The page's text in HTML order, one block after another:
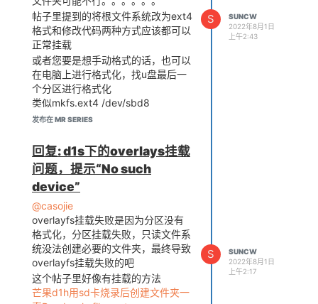
帖子里提到的将根文件系统改为ext4
格式和修改代码两种方式应该都可以
正常挂载
或者您要是想手动格式的话，也可以
在电脑上进行格式化，找u盘最后一
个分区进行格式化
类似mkfs.ext4 /dev/sbd8
设备上格式化应该也可以，但是可能
发布在 MR SERIES
S
SUNCW
2022年8月1日
上午2:43
回复: d1s下的overlays挂载
问题，提示“No such
device”
@casojie
overlayfs挂载失败是因为分区没有
格式化，分区挂载失败，只读文件系
统没法创建必要的文件夹，最终导致
overlayfs挂载失败的吧
这个帖子里好像有挂载的方法
芒果d1h用sd卡烧录后创建文件夹一
S
SUNCW
2022年8月1日
上午2:17